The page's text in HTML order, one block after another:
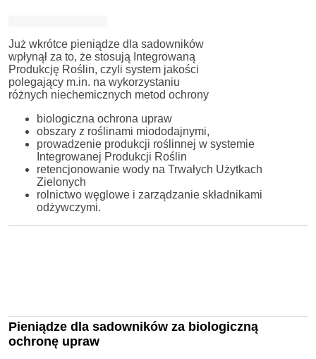
Już wkrótce pieniądze dla sadowników
wpłynął za to, że stosują Integrowaną
Produkcję Roślin, czyli system jakości
polegający m.in. na wykorzystaniu
różnych niechemicznych metod ochrony
biologiczna ochrona upraw
obszary z roślinami miododajnymi,
prowadzenie produkcji roślinnej w systemie
Integrowanej Produkcji Roślin
retencjonowanie wody na Trwałych Użytkach
Zielonych
rolnictwo węglowe i zarządzanie składnikami
odżywczymi.
Pieniądze dla sadowników za biologiczną
ochronę upraw